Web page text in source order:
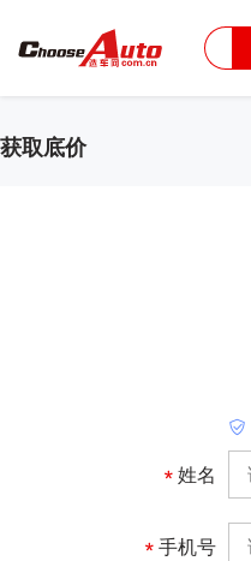
获取底价
姓名
手机号